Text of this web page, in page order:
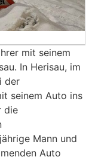
mit seinem
In Herisau, im
der
seinem Auto ins
die
Mann und
Auto